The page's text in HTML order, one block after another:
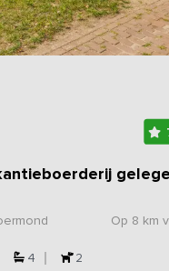
Op 8 km
4 2